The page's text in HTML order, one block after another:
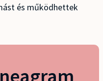
és működhettek